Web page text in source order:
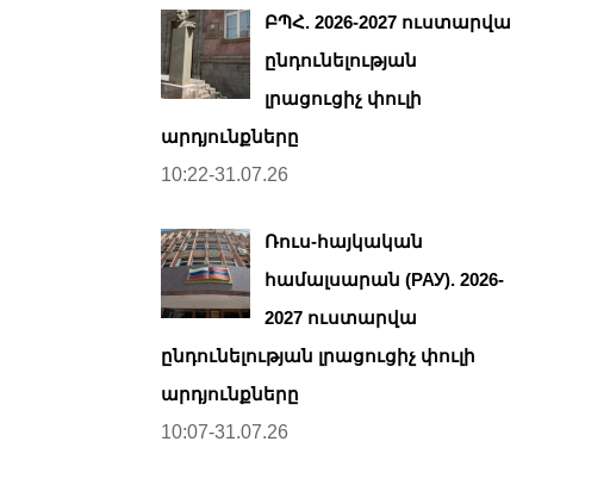
ԲՊՀ. 2026-2027 ուստարվա
ընդունելության
լրացուցիչ փուլի
արդյունքները
10:22-31.07.26
Ռուս-հայկական
համալսարան (РАУ). 2026-
2027 ուստարվա
ընդունելության լրացուցիչ փուլի
արդյունքները
10:07-31.07.26